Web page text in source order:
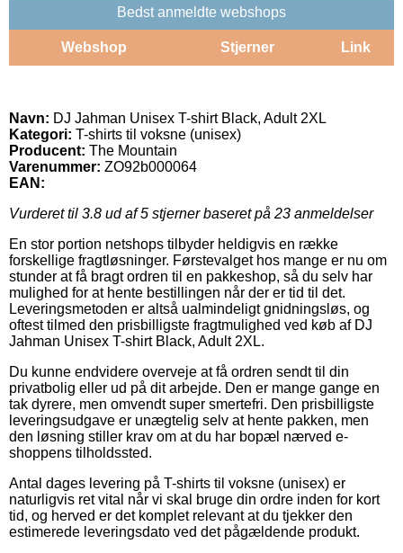
Bedst anmeldte webshops
Webshop Stjerner Link
Navn: DJ Jahman Unisex T-shirt Black, Adult 2XL
Kategori: T-shirts til voksne (unisex)
Producent: The Mountain
Varenummer: ZO92b000064
EAN:
Vurderet til 3.8 ud af 5 stjerner baseret på 23 anmeldelser
En stor portion netshops tilbyder heldigvis en række
forskellige fragtløsninger. Førstevalget hos mange er nu om
stunder at få bragt ordren til en pakkeshop, så du selv har
mulighed for at hente bestillingen når der er tid til det.
Leveringsmetoden er altså ualmindeligt gnidningsløs, og
oftest tilmed den prisbilligste fragtmulighed ved køb af DJ
Jahman Unisex T-shirt Black, Adult 2XL.
Du kunne endvidere overveje at få ordren sendt til din
privatbolig eller ud på dit arbejde. Den er mange gange en
tak dyrere, men omvendt super smertefri. Den prisbilligste
leveringsudgave er unægtelig selv at hente pakken, men
den løsning stiller krav om at du har bopæl nærved e-
shoppens tilholdssted.
Antal dages levering på T-shirts til voksne (unisex) er
naturligvis ret vital når vi skal bruge din ordre inden for kort
tid, og herved er det komplet relevant at du tjekker den
estimerede leveringsdato ved det pågældende produkt.